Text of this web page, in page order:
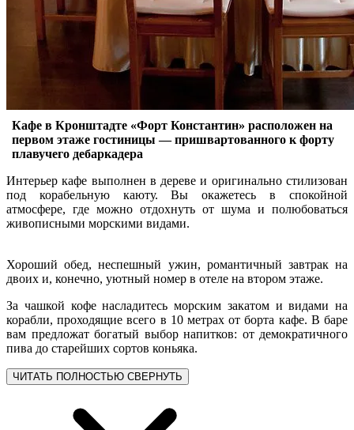
Кафе в Кронштадте «Форт Константин» расположен на
первом этаже гостиницы — пришвартованного к форту
плавучего дебаркадера
Интерьер кафе выполнен в дереве и оригинально стилизован
под корабельную каюту. Вы окажетесь в спокойной
атмосфере, где можно отдохнуть от шума и полюбоваться
живописными морскими видами.
Хороший обед, неспешный ужин, романтичный завтрак на
двоих и, конечно, уютный номер в отеле на втором этаже.
За чашкой кофе насладитесь морским закатом и видами на
корабли, проходящие всего в 10 метрах от борта кафе. В баре
вам предложат богатый выбор напитков: от демократичного
пива до старейших сортов коньяка.
ЧИТАТЬ ПОЛНОСТЬЮ СВЕРНУТЬ